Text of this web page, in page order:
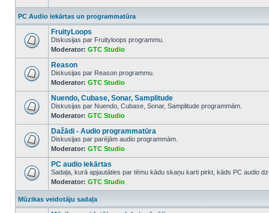
unread
posts
PC Audio iekārtas un programmatūra
No
unread
posts
FruityLoops
Diskusijas par Fruityloops programmu.
Moderator: GTC Studio
No
unread
posts
Reason
Diskusijas par Reason programmu.
Moderator: GTC Studio
No
unread
posts
Nuendo, Cubase, Sonar, Samplitude
Diskusijas par Nuendo, Cubase, Sonar, Samplitude programmām.
Moderator: GTC Studio
No
unread
posts
Dažādi - Audio programmatūra
Diskusijas par parējām audio programmām.
Moderator: GTC Studio
No
unread
posts
PC audio iekārtas
Sadaļa, kurā apjautāties par tēmu kādu skaņu karti pirkt, kāds PC audio
Moderator: GTC Studio
Mūzikas veidotāju sadaļa